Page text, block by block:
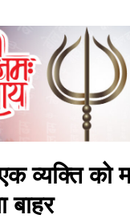
व्यक्ति को